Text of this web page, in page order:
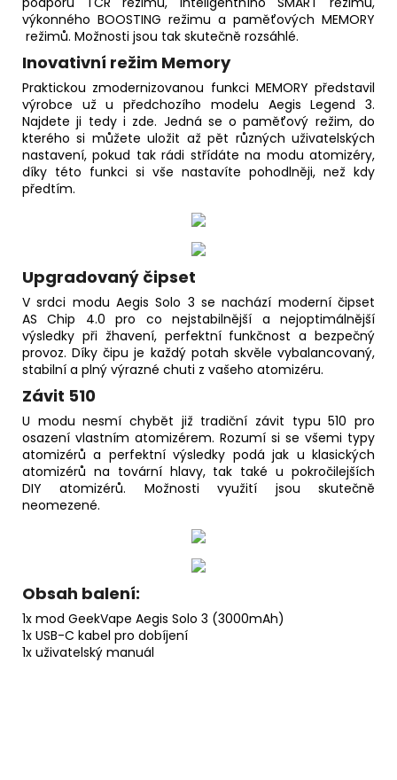
výkonného BOOSTING režimu a paměťových MEMORY
režimů. Možnosti jsou tak skutečně rozsáhlé.
Inovativní režim Memory
Praktickou zmodernizovanou funkci MEMORY představil
výrobce už u předchozího modelu Aegis Legend 3.
Najdete ji tedy i zde. Jedná se o paměťový režim, do
kterého si můžete uložit až pět různých uživatelských
nastavení, pokud tak rádi střídáte na modu atomizéry,
díky této funkci si vše nastavíte pohodlněji, než kdy
předtím.
Upgradovaný čipset
V srdci modu Aegis Solo 3 se nachází moderní čipset
AS Chip 4.0 pro co nejstabilnější a nejoptimálnější
výsledky při žhavení, perfektní funkčnost a bezpečný
provoz. Díky čipu je každý potah skvěle vybalancovaný,
stabilní a plný výrazné chuti z vašeho atomizéru.
Závit 510
U modu nesmí chybět již tradiční závit typu 510 pro
osazení vlastním atomizérem. Rozumí si se všemi typy
atomizérů a perfektní výsledky podá jak u klasických
atomizérů na tovární hlavy, tak také u pokročilejších
DIY atomizérů. Možnosti využití jsou skutečně
neomezené.
Obsah balení:
1x mod GeekVape Aegis Solo 3 (3000mAh)
1x USB-C kabel pro dobíjení
1x uživatelský manuál